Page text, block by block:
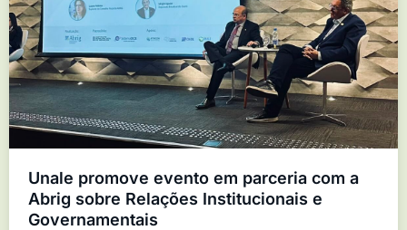
Unale promove evento em parceria com a
Abrig sobre Relações Institucionais e
Governamentais